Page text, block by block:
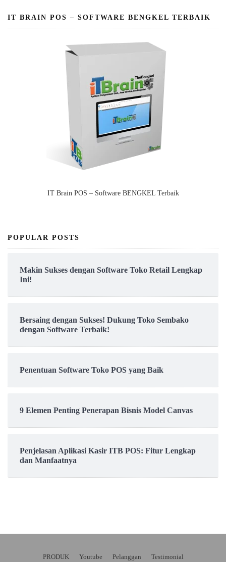
IT BRAIN POS – SOFTWARE BENGKEL TERBAIK
IT Brain POS – Software BENGKEL Terbaik
POPULAR POSTS
Makin Sukses dengan Software Toko Retail Lengkap
Ini!
Bersaing dengan Sukses! Dukung Toko Sembako
dengan Software Terbaik!
Penentuan Software Toko POS yang Baik
9 Elemen Penting Penerapan Bisnis Model Canvas
Penjelasan Aplikasi Kasir ITB POS: Fitur Lengkap
dan Manfaatnya
PRODUK Youtube Pelanggan Testimonial